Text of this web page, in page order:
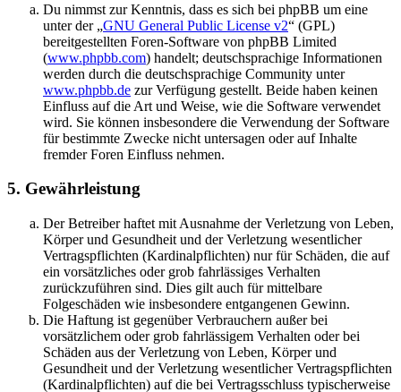
Du nimmst zur Kenntnis, dass es sich bei phpBB um eine
unter der „GNU General Public License v2“ (GPL)
bereitgestellten Foren-Software von phpBB Limited
(www.phpbb.com) handelt; deutschsprachige Informationen
werden durch die deutschsprachige Community unter
www.phpbb.de zur Verfügung gestellt. Beide haben keinen
Einfluss auf die Art und Weise, wie die Software verwendet
wird. Sie können insbesondere die Verwendung der Software
für bestimmte Zwecke nicht untersagen oder auf Inhalte
fremder Foren Einfluss nehmen.
5. Gewährleistung
Der Betreiber haftet mit Ausnahme der Verletzung von Leben,
Körper und Gesundheit und der Verletzung wesentlicher
Vertragspflichten (Kardinalpflichten) nur für Schäden, die auf
ein vorsätzliches oder grob fahrlässiges Verhalten
zurückzuführen sind. Dies gilt auch für mittelbare
Folgeschäden wie insbesondere entgangenen Gewinn.
Die Haftung ist gegenüber Verbrauchern außer bei
vorsätzlichem oder grob fahrlässigem Verhalten oder bei
Schäden aus der Verletzung von Leben, Körper und
Gesundheit und der Verletzung wesentlicher Vertragspflichten
(Kardinalpflichten) auf die bei Vertragsschluss typischerweise